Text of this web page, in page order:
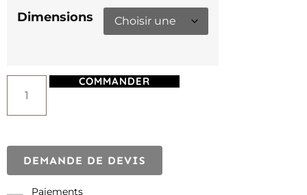
Dimensions
COMMANDER
DEMANDE DE DEVIS
Paiements